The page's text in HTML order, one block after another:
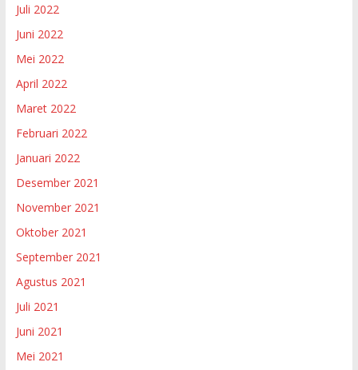
Juli 2022
Juni 2022
Mei 2022
April 2022
Maret 2022
Februari 2022
Januari 2022
Desember 2021
November 2021
Oktober 2021
September 2021
Agustus 2021
Juli 2021
Juni 2021
Mei 2021